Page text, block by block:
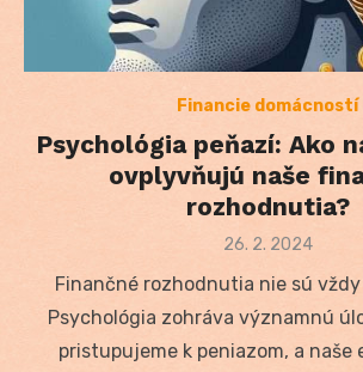
Financie domácností
Psychológia peňazí: Ako
ovplyvňujú naše
rozhodnutia?
Posted
26. 2. 2024
Finančné rozhodnutia nie sú
Psychológia zohráva významnú
pristupujeme k peniazom, a naše